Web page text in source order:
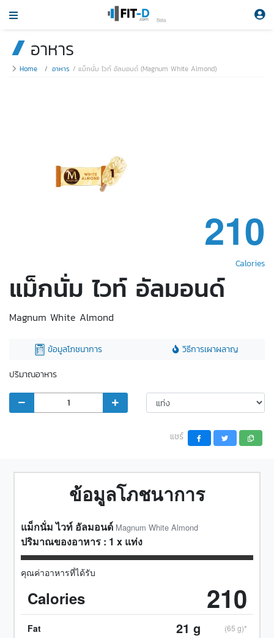
Beta
อาหาร
Home อาหาร แม็กนั่ม ไวท์ อัลมอนด์ (Magnum White Almond)
210
Calories
แม็กนั่ม ไวท์ อัลมอนด์
Magnum White Almond
ข้อมูลโภชนาการ
วิธีการเผาผลาญ
ปริมาณอาหาร
แชร์
ข้อมูลโภชนาการ
แม็กนั่ม ไวท์ อัลมอนด์ Magnum White Almond
ปริมาณของอาหาร : 1 x แท่ง
คุณค่าอาหารที่ได้รับ
Calories 210
Fat 21 g (65 g)*